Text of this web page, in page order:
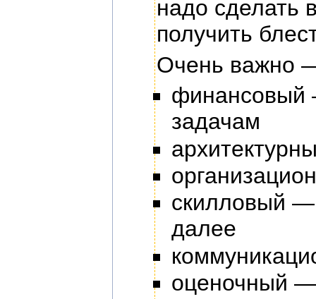
надо сделать
получить
Очень важно
финансовый
задачам
скилловый —
далее
оценочный —